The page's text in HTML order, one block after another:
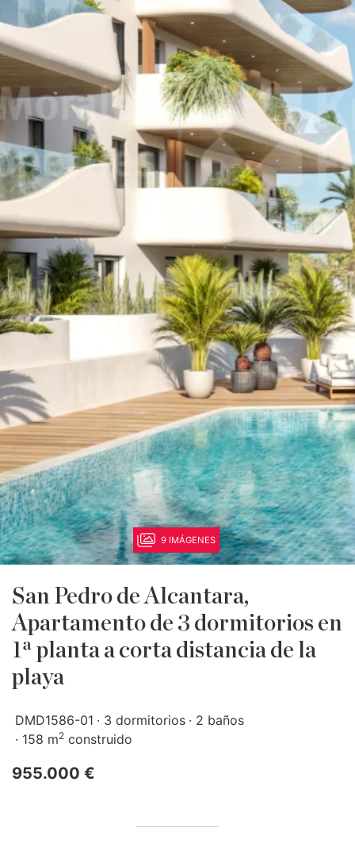
9 IMÁGENES
San Pedro de Alcantara,
Apartamento de 3 dormitorios en
1ª planta a corta distancia de la
playa
DMD1586-01 3 dormitorios
2 baños
158 m2 construido
955.000 €